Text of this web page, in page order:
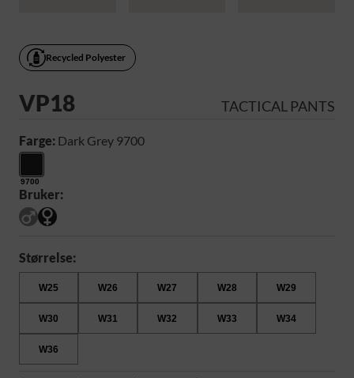
Recycled Polyester
VP18 TACTICAL PANTS
Farge: Dark Grey 9700
9700
Bruker:
Størrelse:
W25 W26 W27 W28 W29
W30 W31 W32 W33 W34
W36